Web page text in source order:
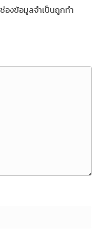
ช่องข้อมูลจำเป็นถูกทำ